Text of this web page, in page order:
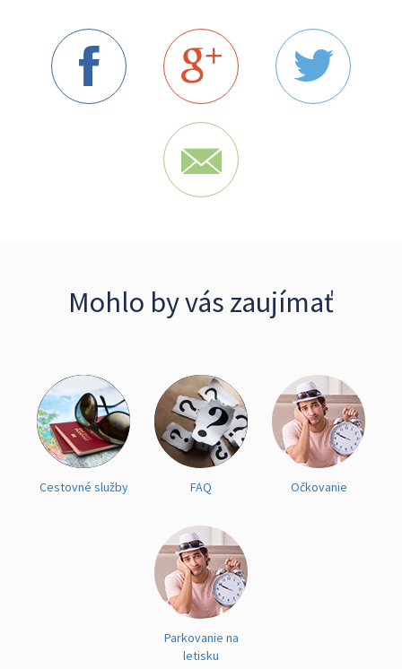
Mohlo by vás zaujímať
Cestovné služby FAQ Očkovanie
Parkovanie na
letisku